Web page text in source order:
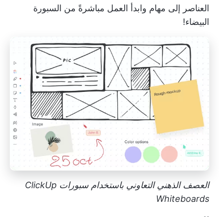
العناصر إلى مهام وابدأ العمل مباشرةً من السبورة
البيضاء!
العصف الذهني التعاوني باستخدام سبورات ClickUp
Whiteboards